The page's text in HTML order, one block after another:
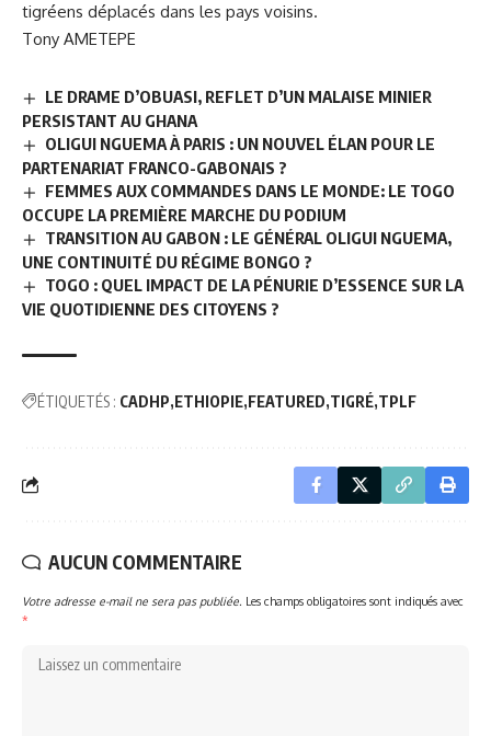
tigréens déplacés dans les pays voisins.
Tony AMETEPE
LE DRAME D’OBUASI, REFLET D’UN MALAISE MINIER
PERSISTANT AU GHANA
OLIGUI NGUEMA À PARIS : UN NOUVEL ÉLAN POUR LE
PARTENARIAT FRANCO-GABONAIS ?
FEMMES AUX COMMANDES DANS LE MONDE: LE TOGO
OCCUPE LA PREMIÈRE MARCHE DU PODIUM
TRANSITION AU GABON : LE GÉNÉRAL OLIGUI NGUEMA,
UNE CONTINUITÉ DU RÉGIME BONGO ?
TOGO : QUEL IMPACT DE LA PÉNURIE D’ESSENCE SUR LA
VIE QUOTIDIENNE DES CITOYENS ?
ÉTIQUETÉS : CADHP ETHIOPIE FEATURED TIGRÉ TPLF
AUCUN COMMENTAIRE
Votre adresse e-mail ne sera pas publiée. Les champs obligatoires sont indiqués avec
*